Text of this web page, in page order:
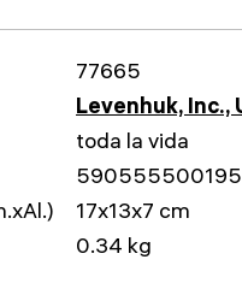
77665
Levenhuk, Inc.,
toda la vida
17x13x7 cm
0.34 kg